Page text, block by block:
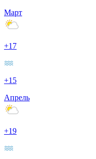
Март
+17
+15
Апрель
+19